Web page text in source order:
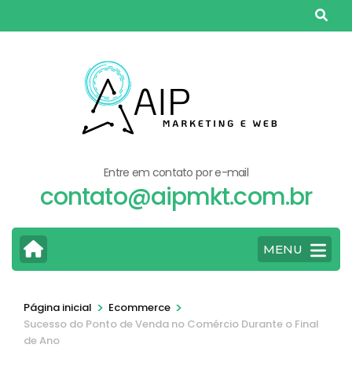
para
Entre em contato por e-mail
contato@aipmkt.com.br
MENU
Página inicial > Ecommerce >
Sucesso do Ponto de Venda no Comércio Durante o Final
de Ano